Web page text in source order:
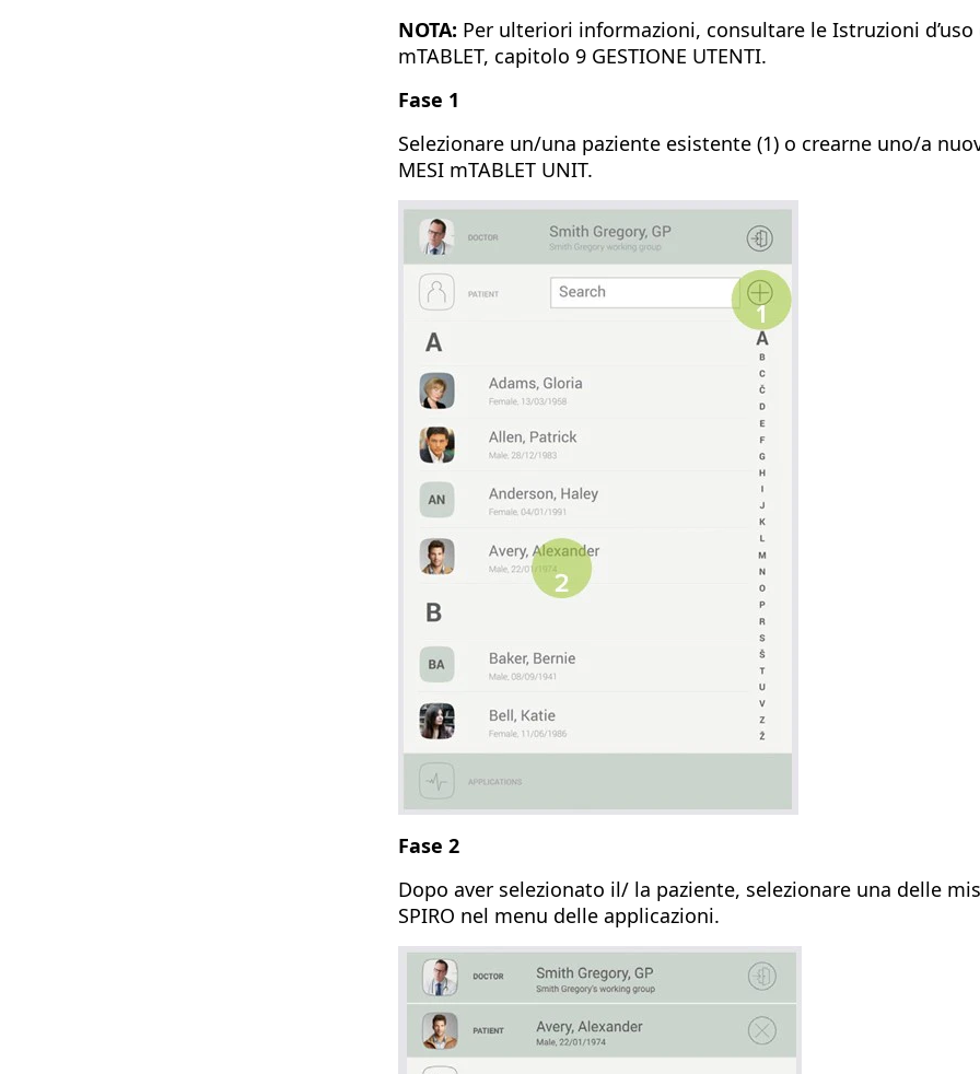
NOTA: Per ulteriori informazioni, consultare le Istruzioni d’uso
mTABLET, capitolo 9 GESTIONE UTENTI.
Fase 1
Selezionare un/una paziente esistente (1) o crearne uno/a
MESI mTABLET UNIT.
Fase 2
Dopo aver selezionato il/ la paziente, selezionare una delle
SPIRO nel menu delle applicazioni.